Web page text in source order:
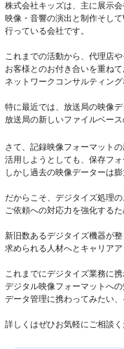
株式会社キッズは、主に展示
映像・音響の演出と制作そし
行っている会社です。
これまでの活動から、代理店
お客様とのお付き合いを重ね
ネットワークコンサルティン
特に最近では、放送局の映像
放送局の新しいファイルベー
さて、記録映像フォーマット
活用しようとしても、保存フ
しかし過去の映像データーは膨
だからこそ、デジタイズ処理
ご依頼への対応力を強化する
新旧数あるデジタイズ機器が
求められる人材へとキャリア
これまでにデジタイズ業務に
デジタル映像フォーマットへ
データ管理に携わってみたい
詳しくはぜひお気軽にご相談